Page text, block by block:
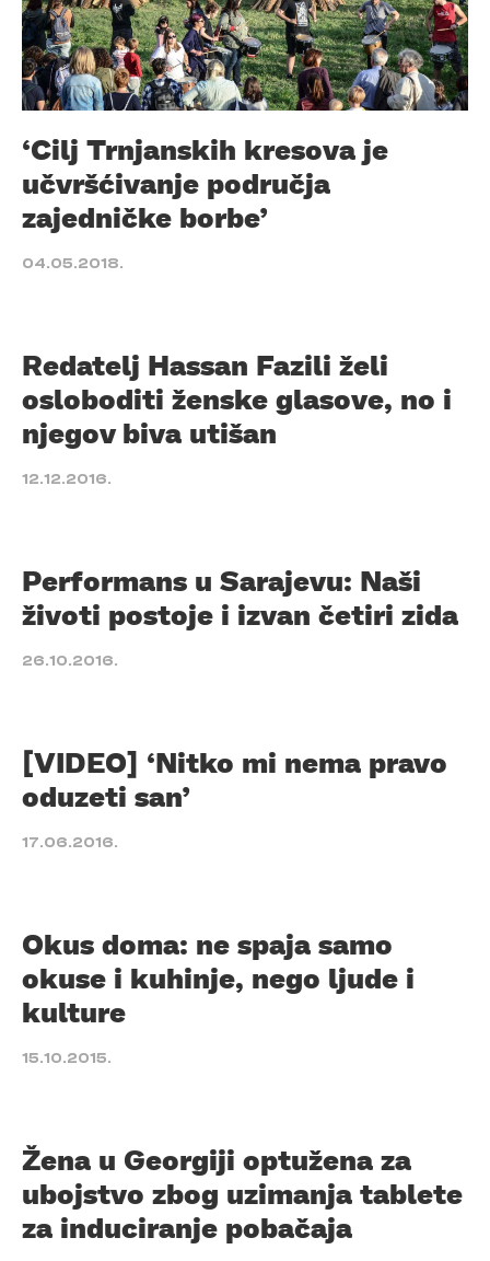
‘Cilj Trnjanskih kresova je
učvršćivanje područja
zajedničke borbe’
04.05.2018.
Redatelj Hassan Fazili želi
osloboditi ženske glasove, no i
njegov biva utišan
12.12.2016.
Performans u Sarajevu: Naši
životi postoje i izvan četiri zida
26.10.2016.
[VIDEO] ‘Nitko mi nema pravo
oduzeti san’
17.06.2016.
Okus doma: ne spaja samo
okuse i kuhinje, nego ljude i
kulture
15.10.2015.
Žena u Georgiji optužena za
ubojstvo zbog uzimanja tablete
za induciranje pobačaja